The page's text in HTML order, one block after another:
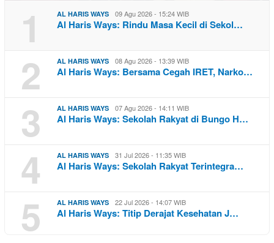
1 AL HARIS WAYS 09 Agu 2026 - 15:24 WIB
Al Haris Ways: Rindu Masa Kecil di Sekol…
2 AL HARIS WAYS 08 Agu 2026 - 13:39 WIB
Al Haris Ways: Bersama Cegah IRET, Narko…
3 AL HARIS WAYS 07 Agu 2026 - 14:11 WIB
Al Haris Ways: Sekolah Rakyat di Bungo H…
4 AL HARIS WAYS 31 Jul 2026 - 11:35 WIB
Al Haris Ways: Sekolah Rakyat Terintegra…
5 AL HARIS WAYS 22 Jul 2026 - 14:07 WIB
Al Haris Ways: Titip Derajat Kesehatan J…